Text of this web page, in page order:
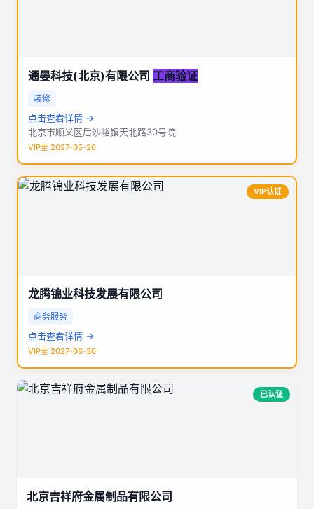
通晏科技(北京)有限公司 工商验证
装修
点击查看详情 →
北京市顺义区后沙峪镇天北路30号院
VIP至 2027-05-20
VIP认证
龙腾锦业科技发展有限公司
商务服务
点击查看详情 →
VIP至 2027-06-30
已认证
北京吉祥府金属制品有限公司